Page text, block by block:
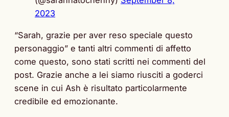
2023
“Sarah, grazie per aver reso speciale questo
personaggio” e tanti altri commenti di affetto
come questo, sono stati scritti nei commenti del
post. Grazie anche a lei siamo riusciti a goderci
scene in cui Ash è risultato particolarmente
credibile ed emozionante.